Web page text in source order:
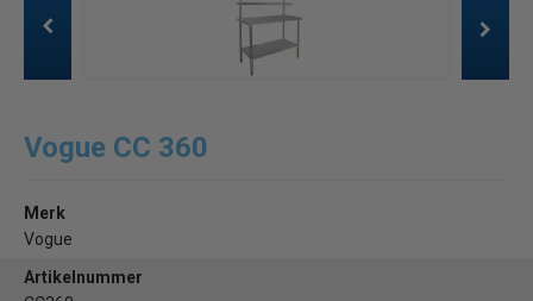
Vogue CC 360
Merk
Vogue
Artikelnummer